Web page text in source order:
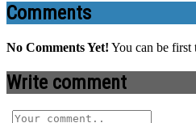
Comments
No Comments Yet! You can be first
Write comment